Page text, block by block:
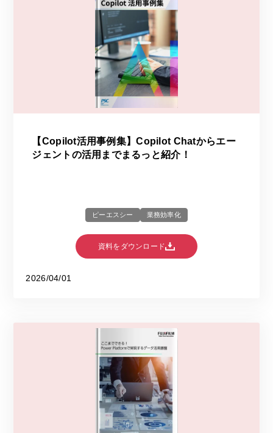
【Copilot活用事例集】Copilot Chatからエー
ジェントの活用までまるっと紹介！
ピーエスシー 業務効率化
資料をダウンロード
2026/04/01